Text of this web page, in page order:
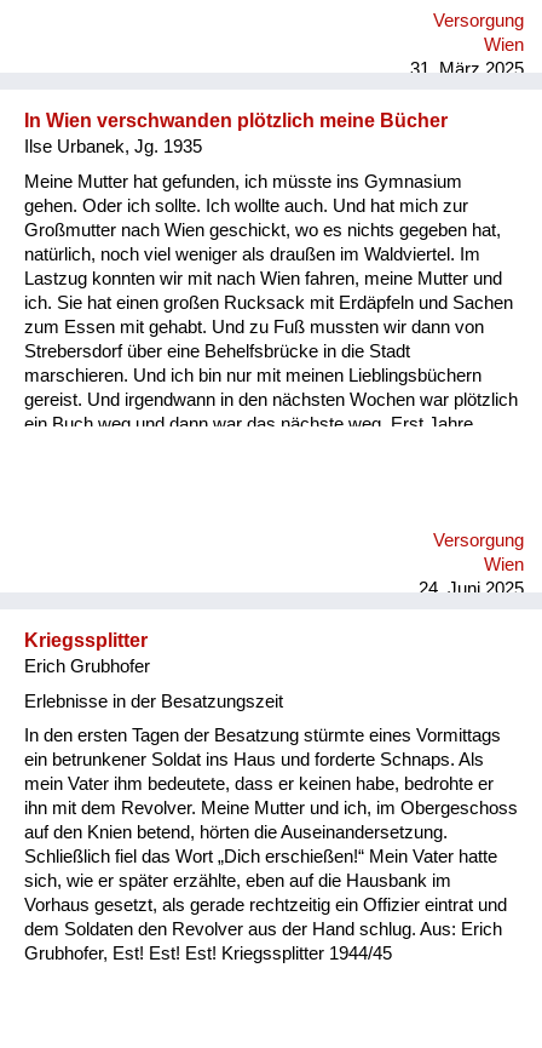
Versorgung
Wien
31. März 2025
In Wien verschwanden plötzlich meine Bücher
Ilse Urbanek, Jg. 1935
Meine Mutter hat gefunden, ich müsste ins Gymnasium
gehen. Oder ich sollte. Ich wollte auch. Und hat mich zur
Großmutter nach Wien geschickt, wo es nichts gegeben hat,
natürlich, noch viel weniger als draußen im Waldviertel. Im
Lastzug konnten wir mit nach Wien fahren, meine Mutter und
ich. Sie hat einen großen Rucksack mit Erdäpfeln und Sachen
zum Essen mit gehabt. Und zu Fuß mussten wir dann von
Strebersdorf über eine Behelfsbrücke in die Stadt
marschieren. Und ich bin nur mit meinen Lieblingsbüchern
gereist. Und irgendwann in den nächsten Wochen war plötzlich
ein Buch weg und dann war das nächste weg. Erst Jahre
Versorgung
Wien
24. Juni 2025
Kriegssplitter
Erich Grubhofer
Erlebnisse in der Besatzungszeit
In den ersten Tagen der Besatzung stürmte eines Vormittags
ein betrunkener Soldat ins Haus und forderte Schnaps. Als
mein Vater ihm bedeutete, dass er keinen habe, bedrohte er
ihn mit dem Revolver. Meine Mutter und ich, im Obergeschoss
auf den Knien betend, hörten die Auseinandersetzung.
Schließlich fiel das Wort „Dich erschießen!“ Mein Vater hatte
sich, wie er später erzählte, eben auf die Hausbank im
Vorhaus gesetzt, als gerade rechtzeitig ein Offizier eintrat und
dem Soldaten den Revolver aus der Hand schlug. Aus: Erich
Grubhofer, Est! Est! Est! Kriegssplitter 1944/45